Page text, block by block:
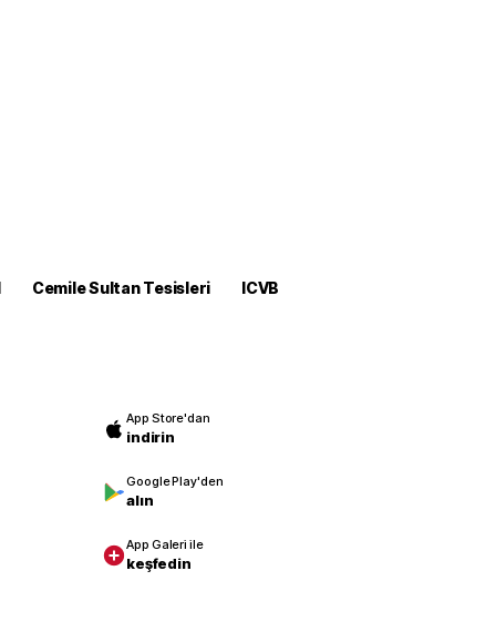
Cemile Sultan Tesisleri
ICVB
App Store'dan
indirin
Google Play'den
alın
App Galeri ile
keşfedin